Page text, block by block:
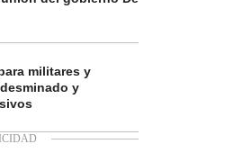
militares y
y